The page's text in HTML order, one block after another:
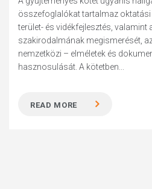
összefoglalókat tartalmaz oktatási
terület- és vidékfejlesztés,
szakirodalmának megismerését,
nemzetközi – elméletek és
hasznosulását. A kötetben...
READ MORE